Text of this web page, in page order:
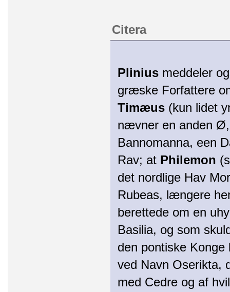
Citera
Pliniusmeddeler
græske Forfattere
Timæus(kun lidet
nævner en anden
Bannomanna, een
Rav; at Philemon
det nordlige Hav
Rubeas, længere
berettede om en
Basilia, og som
den pontiske Konge
ved Navn Oserikta,
med Cedre og af